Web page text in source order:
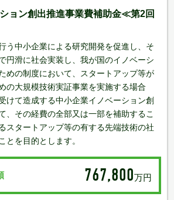
ョン創出推進事業費補助金≪第2回
う中小企業による研究開発を促進し、そ
円滑に社会実装し、我が国のイノベーシ
めの制度において、スタートアップ等が
の大規模技術実証事業を実施する場合
けて造成する中小企業イノベーション創
、その経費の全部又は一部を補助するこ
スタートアップ等の有する先端技術の社
とを目的とします。
767,800万円